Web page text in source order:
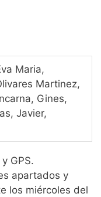
Maria,
Martinez,
Gines,
Javier,
GPS.
apartados y
los miércoles del